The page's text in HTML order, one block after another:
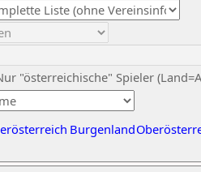
"österreichische" Spieler
Burgenland